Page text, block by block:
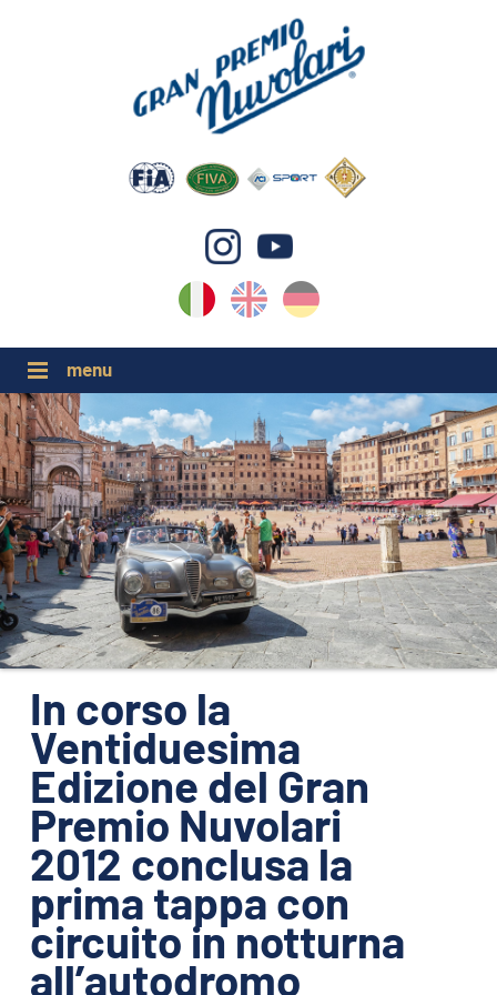
DE
EN
IT
GP NUVOLARI 2026
1954-2025
GRANDI EVENTI 2026
ORGANIZZAZIONE
CONTATTI
PRESS
NEWS
PHOTO&VIDEO2025
In corso la
Ventiduesima
Edizione del Gran
Premio Nuvolari
2012 conclusa la
prima tappa con
circuito in notturna
all’autodromo